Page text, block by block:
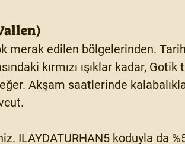
merak edilen bölgelerinden.
kırmızı ışıklar kadar, Gotik
Akşam saatlerinde
ILAYDATURHAN5 koduyla da